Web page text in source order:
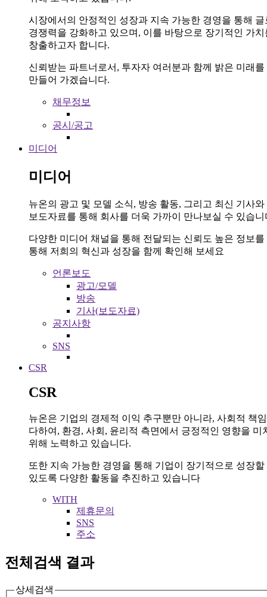
시장에서의 안정적인 성장과 지속 가능한 경영을 통해 글
경쟁력을 강화하고 있으며, 이를 바탕으로 장기적인 가치
창출하고자 합니다.
신뢰받는 파트너로서, 투자자 여러분과 함께 밝은 미래를
만들어 가겠습니다.
채무정보
공시/공고
미디어
미디어
뉴온의 광고 및 모델 소식, 방송 활동, 그리고 최신 기사와
보도자료를 통해 회사를 더욱 가까이 만나보실 수 있습니
다양한 미디어 채널을 통해 전달되는 신뢰도 높은 정보를
통해 저희의 혁신과 성장을 함께 확인해 보세요
언론보도
광고/모델
방송
기사(보도자료)
공지사항
SNS
CSR
CSR
뉴온은 기업의 경제적 이익 추구뿐만 아니라, 사회적 책
다하여, 환경, 사회, 윤리적 측면에서 긍정적인 영향을 미
위해 노력하고 있습니다.
또한 지속 가능한 경영을 통해 기업이 장기적으로 성장할
있도록 다양한 활동을 추진하고 있습니다
WITH
제휴문의
SNS
주소
전체검색 결과
상세검색